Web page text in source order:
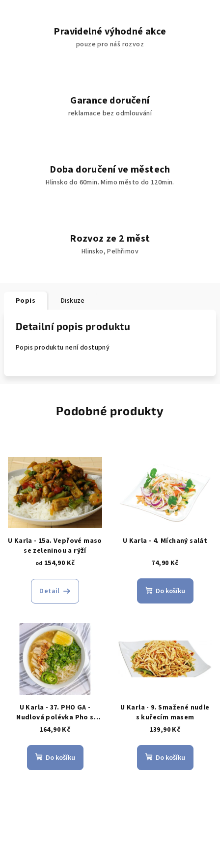
Pravidelné výhodné akce
pouze pro náš rozvoz
Garance doručení
reklamace bez odmlouvání
Doba doručení ve městech
Hlinsko do 60min. Mimo město do 120min.
Rozvoz ze 2 měst
Hlinsko, Pelhřimov
Popis Diskuze
Detailní popis produktu
Popis produktu není dostupný
Podobné produkty
U Karla - 15a. Vepřové maso
se zeleninou a rýží
od 154,90 Kč
Detail
U Karla - 4. Míchaný salát
74,90 Kč
Do košíku
U Karla - 37. PHO GA -
Nudlová polévka Pho s
kuřecím masem
164,90 Kč
Do košíku
U Karla - 9. Smažené nudle
s kuřecím masem
139,90 Kč
Do košíku